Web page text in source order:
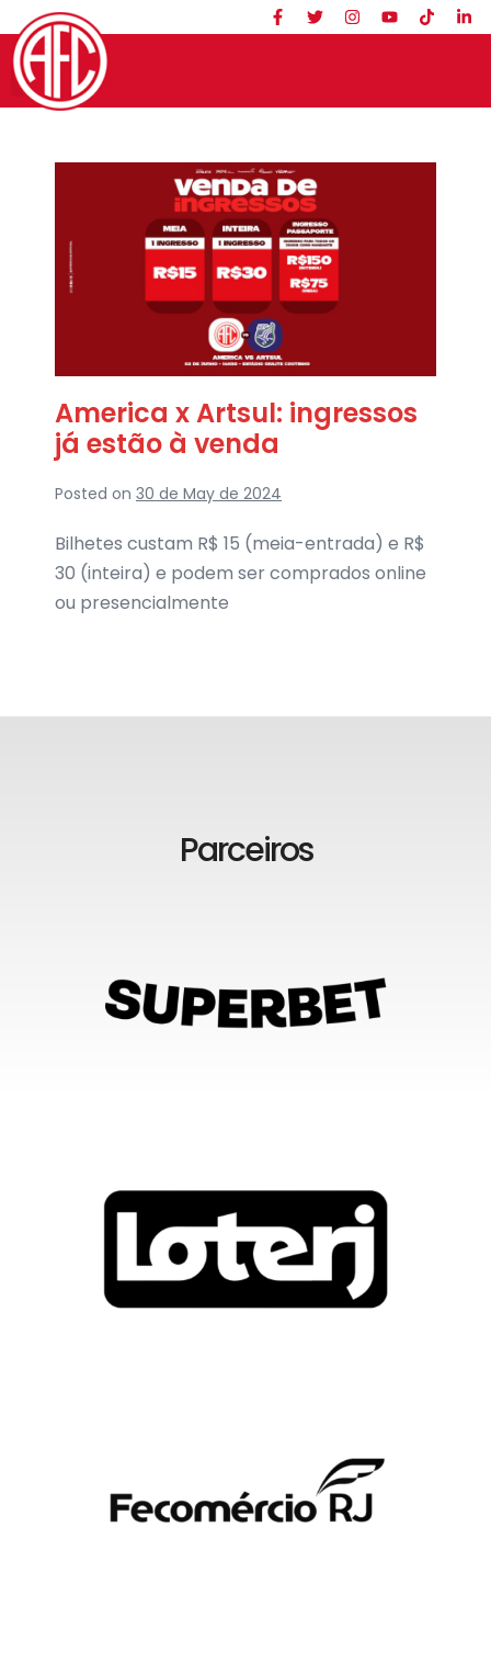
America x Artsul: ingressos
já estão à venda
Posted on 30 de May de 2024
Bilhetes custam R$ 15 (meia-entrada) e R$
30 (inteira) e podem ser comprados online
ou presencialmente
Parceiros